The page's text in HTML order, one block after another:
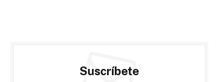
Suscríbete